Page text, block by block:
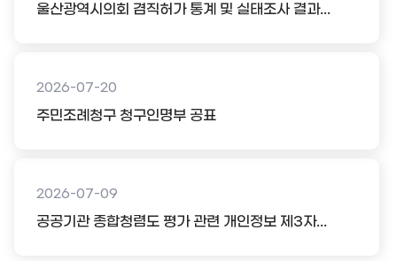
울산광역시의회 겸직허가 통계 및 실태조사 결과...
2026-07-20
주민조례청구 청구인명부 공표
2026-07-09
공공기관 종합청렴도 평가 관련 개인정보 제3자...